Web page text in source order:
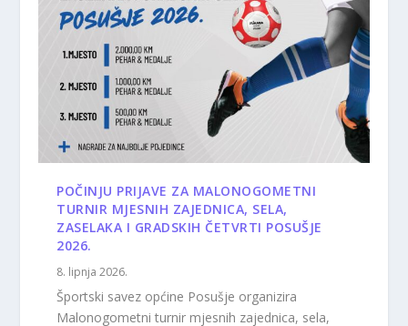
POČINJU PRIJAVE ZA MALONOGOMETNI
TURNIR MJESNIH ZAJEDNICA, SELA,
ZASELAKA I GRADSKIH ČETVRTI POSUŠJE
2026.
8. lipnja 2026.
Športski savez općine Posušje organizira
Malonogometni turnir mjesnih zajednica, sela,